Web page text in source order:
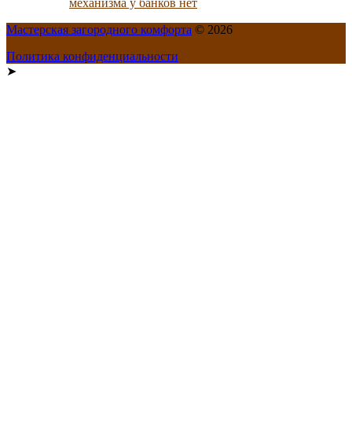
Мастерская загородного комфорта © 2026
Политика конфиденциальности
➤